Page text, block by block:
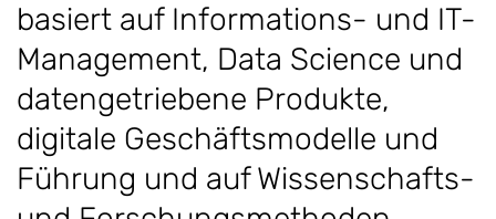
basiert auf Informations- und IT-
Management, Data Science und
datengetriebene Produkte,
digitale Geschäftsmodelle und
Führung und auf Wissenschafts-